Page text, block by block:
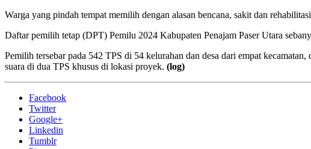
Warga yang pindah tempat memilih dengan alasan bencana, sakit dan
Daftar pemilih tetap (DPT) Pemilu 2024 Kabupaten Penajam Paser Utara
Pemilih tersebar pada 542 TPS di 54 kelurahan dan desa dari empat
suara di dua TPS khusus di lokasi proyek. (log)
Facebook
Twitter
Google+
Linkedin
Tumblr